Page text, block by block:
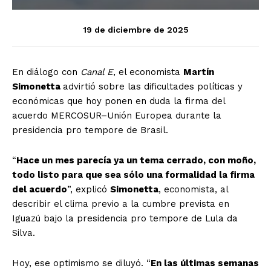
19 de diciembre de 2025
En diálogo con Canal E, el economista Martín
Simonetta advirtió sobre las dificultades políticas y
económicas que hoy ponen en duda la firma del
acuerdo MERCOSUR–Unión Europea durante la
presidencia pro tempore de Brasil.
“Hace un mes parecía ya un tema cerrado, con moño,
todo listo para que sea sólo una formalidad la firma
del acuerdo”, explicó Simonetta, economista, al
describir el clima previo a la cumbre prevista en
Iguazú bajo la presidencia pro tempore de Lula da
Silva.
Hoy, ese optimismo se diluyó. “En las últimas semanas